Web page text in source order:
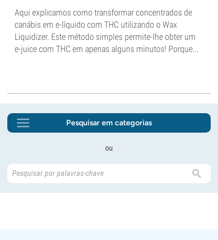
Aqui explicamos como transformar concentrados de
canábis em e-líquido com THC utilizando o Wax
Liquidizer. Este método simples permite-lhe obter um
e-juice com THC em apenas alguns minutos! Porque...
Pesquisar em categorias
ou